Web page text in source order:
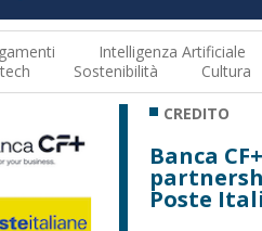
Intelligenza Artificiale
Sostenibilità Cultura
CREDITO
Banca
Poste